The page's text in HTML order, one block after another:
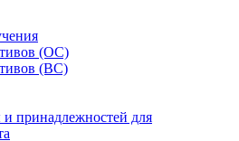
(ОС)
(ВС)
принадлежностей для